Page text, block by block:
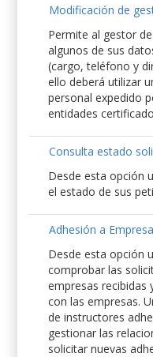
Modificación de
Permite al gestor
algunos de sus
(cargo, teléfono y
ello deberá utilizar
personal expedido
entidades
Consulta estado
Desde esta opción
el estado de sus
Adhesión a
Desde esta opción
comprobar las
empresas recibidas
con las empresas.
de instructores
gestionar las
solicitar nuevas